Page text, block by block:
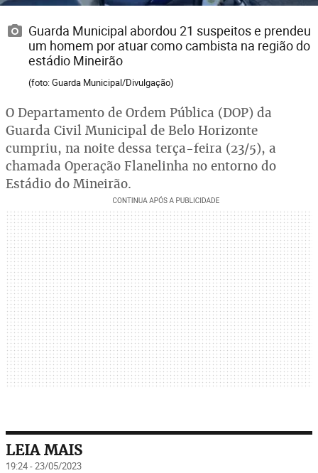
Guarda Municipal abordou 21 suspeitos e prendeu
um homem por atuar como cambista na região do
estádio Mineirão
(foto: Guarda Municipal/Divulgação)
O Departamento de Ordem Pública (DOP) da
Guarda Civil Municipal de Belo Horizonte
cumpriu, na noite dessa terça-feira (23/5), a
chamada Operação Flanelinha no entorno do
Estádio do Mineirão.
LEIA MAIS
19:24 - 23/05/2023